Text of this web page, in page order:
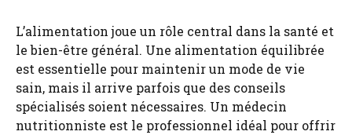
L’alimentation joue un rôle central dans la santé et
le bien-être général. Une alimentation équilibrée
est essentielle pour maintenir un mode de vie
sain, mais il arrive parfois que des conseils
spécialisés soient nécessaires. Un médecin
nutritionniste est le professionnel idéal pour offrir